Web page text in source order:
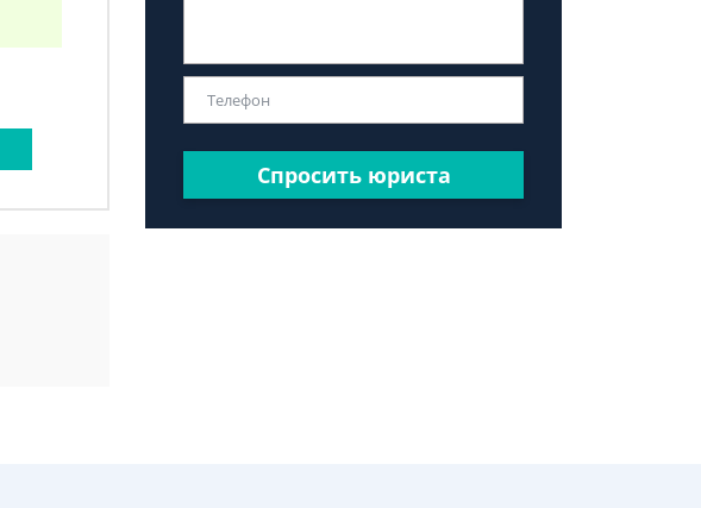
Спросить юриста